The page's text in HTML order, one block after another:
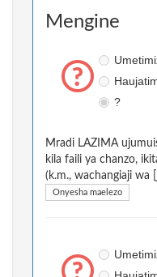
Mengine
?
Mradi LAZIMA
kila faili ya chanzo,
(k.m., wachangiaji wa
Onyesha maelezo